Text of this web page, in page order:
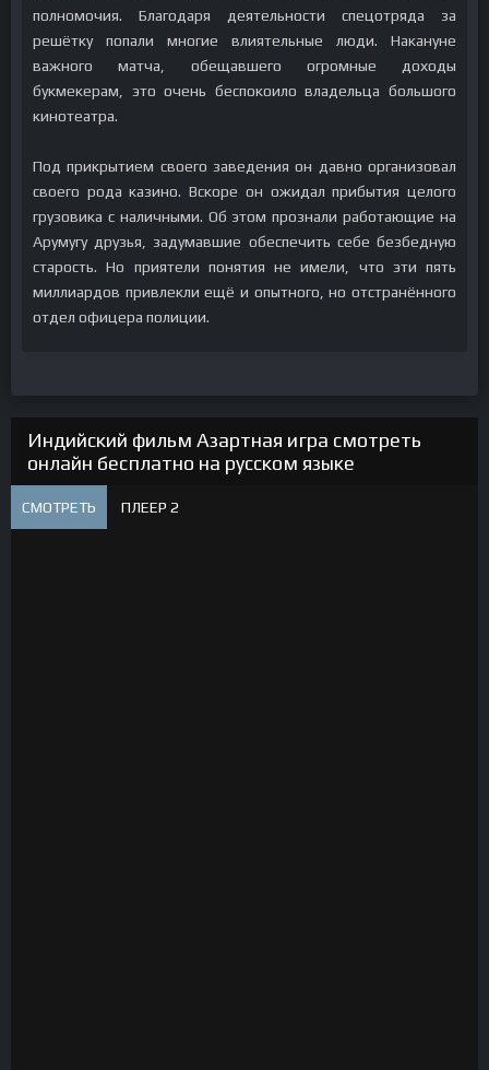
полномочия. Благодаря деятельности спецотряда за
решётку попали многие влиятельные люди. Накануне
важного матча, обещавшего огромные доходы
букмекерам, это очень беспокоило владельца большого
кинотеатра.
Под прикрытием своего заведения он давно организовал
своего рода казино. Вскоре он ожидал прибытия целого
грузовика с наличными. Об этом прознали работающие на
Арумугу друзья, задумавшие обеспечить себе безбедную
старость. Но приятели понятия не имели, что эти пять
миллиардов привлекли ещё и опытного, но отстранённого
отдел офицера полиции.
Индийский фильм Азартная игра смотреть
онлайн бесплатно на русском языке
СМОТРЕТЬ ПЛЕЕР 2